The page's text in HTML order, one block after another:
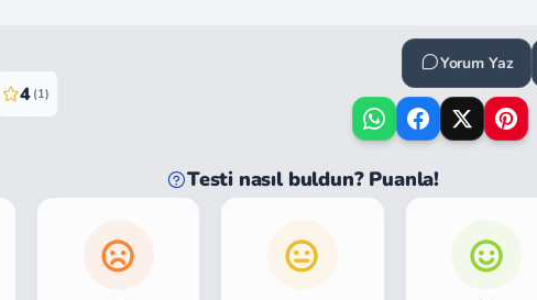
4 (1)
Yorum Yaz
Testi nasıl buldun? Puanla!